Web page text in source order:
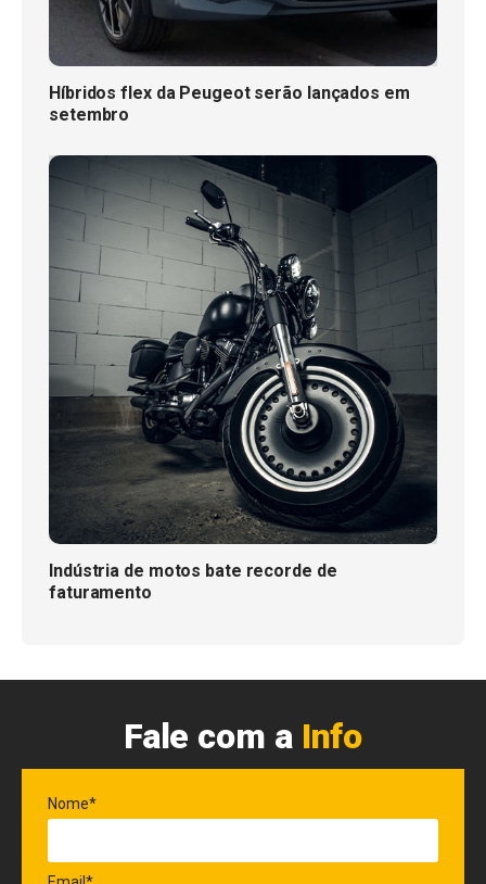
Híbridos flex da Peugeot serão lançados em
setembro
Indústria de motos bate recorde de
faturamento
Fale com a Info
Nome*